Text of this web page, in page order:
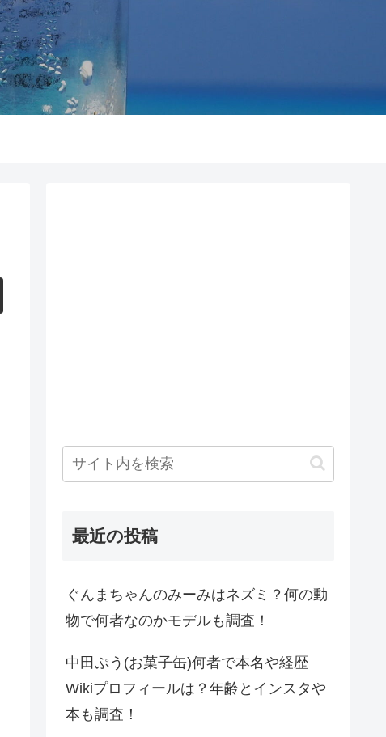
最近の投稿
ぐんまちゃんのみーみはネズミ？何の動
物で何者なのかモデルも調査！
中田ぷう(お菓子缶)何者で本名や経歴
Wikiプロフィールは？年齢とインスタや
本も調査！